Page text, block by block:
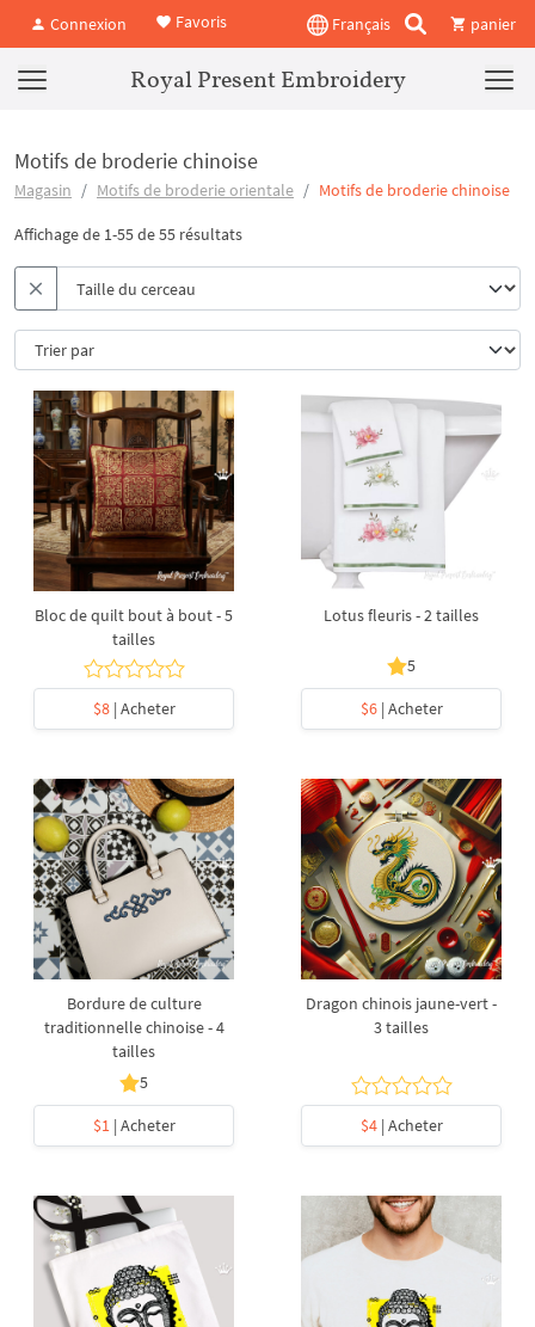
Connexion Favoris Français panier
Royal Present Embroidery
Motifs de broderie chinoise
Magasin Motifs de broderie orientale Motifs de broderie chinoise
Affichage de 1-55 de 55 résultats
Bloc de quilt bout à bout - 5
tailles
$8| Acheter
Lotus fleuris - 2 tailles
5
$6| Acheter
Bordure de culture
traditionnelle chinoise - 4
tailles
5
$1| Acheter
Dragon chinois jaune-vert -
3 tailles
$4| Acheter